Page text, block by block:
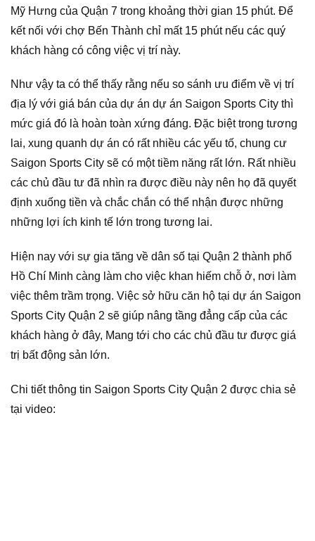
Mỹ Hưng của Quận 7 trong khoảng thời gian 15 phút. Để
kết nối với chợ Bến Thành chỉ mất 15 phút nếu các quý
khách hàng có công việc vị trí này.
Như vậy ta có thể thấy rằng nếu so sánh ưu điểm về vị trí
địa lý với giá bán của dự án dự án Saigon Sports City thì
mức giá đó là hoàn toàn xứng đáng. Đặc biệt trong tương
lai, xung quanh dự án có rất nhiều các yếu tố, chung cư
Saigon Sports City sẽ có một tiềm năng rất lớn. Rất nhiều
các chủ đầu tư đã nhìn ra được điều này nên họ đã quyết
định xuống tiền và chắc chắn có thể nhận được những
những lợi ích kinh tế lớn trong tương lai.
Hiện nay với sự gia tăng về dân số tại Quận 2 thành phố
Hồ Chí Minh càng làm cho việc khan hiếm chỗ ở, nơi làm
việc thêm trầm trọng. Việc sở hữu căn hộ tại dự án Saigon
Sports City Quận 2 sẽ giúp nâng tầng đẳng cấp của các
khách hàng ở đây, Mang tới cho các chủ đầu tư được giá
trị bất động sản lớn.
Chi tiết thông tin Saigon Sports City Quận 2 được chia sẻ
tại video: